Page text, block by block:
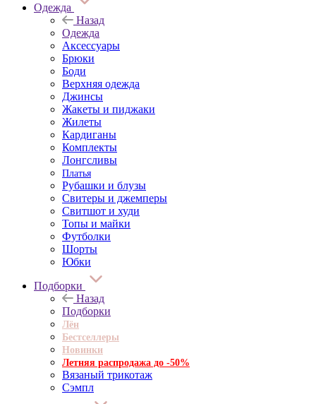
Одежда
Назад
Одежда
Аксессуары
Брюки
Боди
Верхняя одежда
Джинсы
Жакеты и пиджаки
Жилеты
Кардиганы
Комплекты
Лонгсливы
Платья
Рубашки и блузы
Свитеры и джемперы
Свитшот и худи
Топы и майки
Футболки
Шорты
Юбки
Подборки
Назад
Подборки
Лён
Бестселлеры
Новинки
Летняя распродажа до -50%
Вязаный трикотаж
Сэмпл